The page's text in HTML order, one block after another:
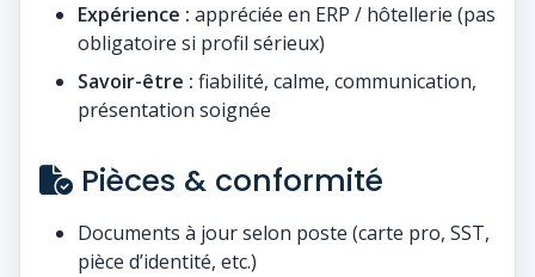
Expérience : appréciée en ERP / hôtellerie (pas
obligatoire si profil sérieux)
Savoir-être : fiabilité, calme, communication,
présentation soignée
Pièces & conformité
Documents à jour selon poste (carte pro, SST,
pièce d’identité, etc.)